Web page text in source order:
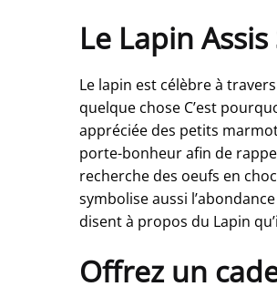
Le Lapin
Le lapin est célèbre à
quelque chose C’est
appréciée des petits
porte-bonheur afin de
recherche des oeufs en
symbolise aussi
disent à propos du Lapin
Offrez un